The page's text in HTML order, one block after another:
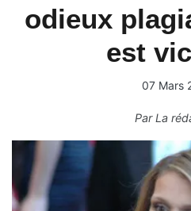
odieux
est
07 Mars
ParLa